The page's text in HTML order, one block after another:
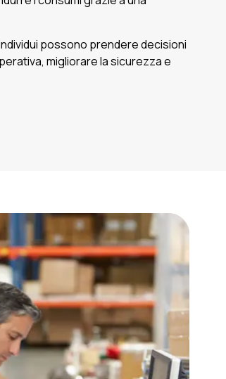
possono prendere decisioni
migliorare la sicurezza e